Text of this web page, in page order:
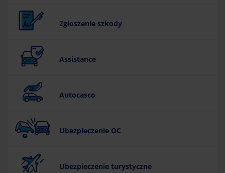
Zgłoszenie szkody
Assistance
Autocasco
Ubezpieczenie OC
Ubezpieczenie turystyczne